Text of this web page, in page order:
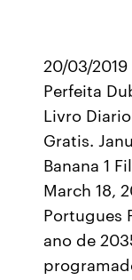
20/03/
Perfeita
Livro
Gratis.
Banana 1
March 18,
Portugues
ano de